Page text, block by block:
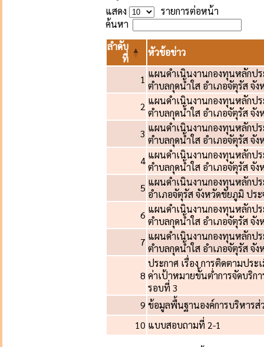
แสดง
รายการต่อหน้า
ค้นหา
ลำดับ
ที่
หัวข้อข่าว
1 แผนดำเนินงานกองทุนหลักป
ตำบลกุดน้ำใส อำเภอจัตุรัส จั
2 แผนดำเนินงานกองทุนหลักป
ตำบลกุดน้ำใส อำเภอจัตุรัส จั
3 แผนดำเนินงานกองทุนหลักป
ตำบลกุดน้ำใส อำเภอจัตุรัส จั
4 แผนดำเนินงานกองทุนหลักป
ตำบลกุดน้ำใส อำเภอจัตุรัส จั
5 แผนดำเนินงานกองทุนหลักป
อำเภอจัตุรัส จังหวัดชัยภูมิ ปร
6 แผนดำเนินงานกองทุนหลักป
ตำบลกุดน้ำใส อำเภอจัตุรัส จั
7 แผนดำเนินงานกองทุนหลักป
ตำบลกุดน้ำใส อำเภอจัตุรัส จั
8
ประกาศ เรื่อง การติดตามปร
ค่าเป้าหมายขั้นต่ำการจัดบริก
รอบที่ 3
9 ข้อมูลพื้นฐานองค์การบริหารส่
10 แบบสอบถามที่ 2-1